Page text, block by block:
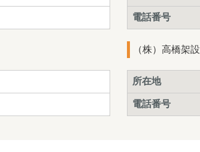
電話番号
（株）高橋架設
所在地
電話番号